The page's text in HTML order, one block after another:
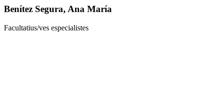
Benítez Segura, Ana María
Facultatius/ves especialistes